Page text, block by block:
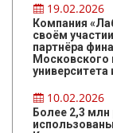
19.02.2026
Компания
своём
партнёра
Московского
10.02.2026
Более 2,3 млн